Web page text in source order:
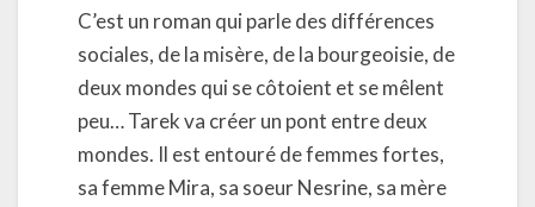
C’est un roman qui parle des différences
sociales, de la misère, de la bourgeoisie, de
deux mondes qui se côtoient et se mêlent
peu… Tarek va créer un pont entre deux
mondes. Il est entouré de femmes fortes,
sa femme Mira, sa soeur Nesrine, sa mère